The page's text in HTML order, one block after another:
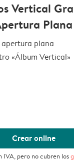
Vertical
Plana
apertura plana
«Álbum Vertical»
Crear online
IVA, pero no cubren los